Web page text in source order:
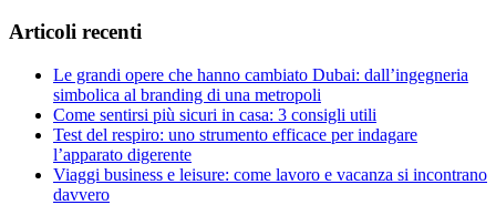
Articoli recenti
Le grandi opere che hanno cambiato Dubai: dall’ingegneria
simbolica al branding di una metropoli
Come sentirsi più sicuri in casa: 3 consigli utili
Test del respiro: uno strumento efficace per indagare
l’apparato digerente
Viaggi business e leisure: come lavoro e vacanza si incontrano
davvero